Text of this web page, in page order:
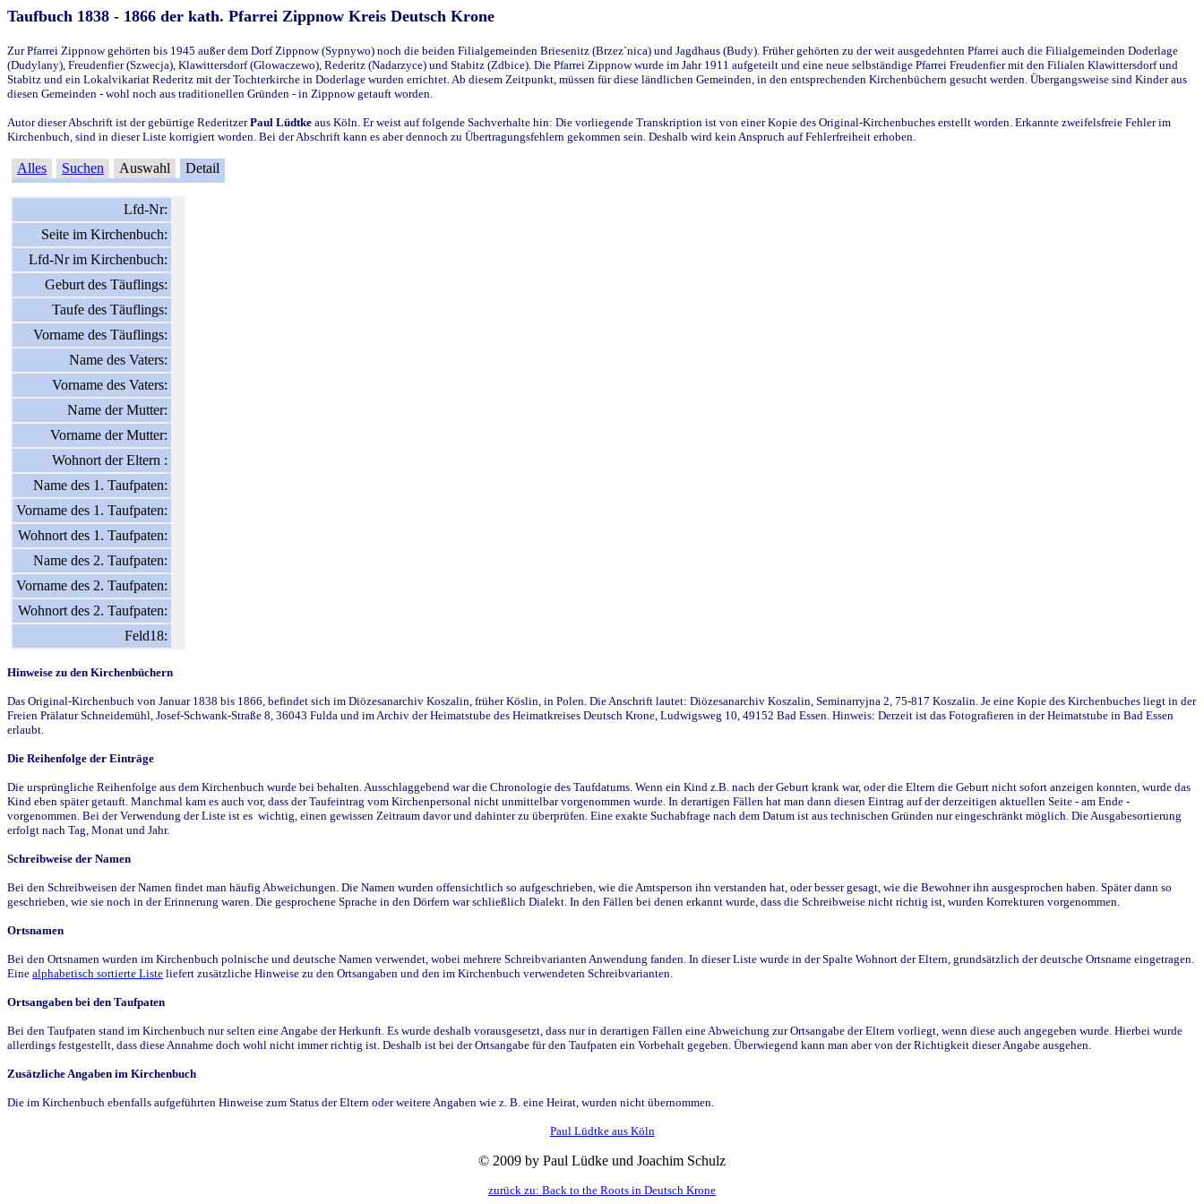
Taufbuch 1838 - 1866 der kath. Pfarrei Zippnow Kreis Deutsch Krone
Zur Pfarrei Zippnow gehörten bis 1945 außer dem Dorf Zippnow (Sypnywo) noch die beiden Filialgemeinden Briesenitz (Brzez`nica) und Jagdhaus (Budy). Früher gehörten zu der weit ausgedehnten Pfarrei auch die Filialgemeinden Doderlage
(Dudylany), Freudenfier (Szwecja), Klawittersdorf (Glowaczewo), Rederitz (Nadarzyce) und Stabitz (Zdbice). Die Pfarrei Zippnow wurde im Jahr 1911 aufgeteilt und eine neue selbständige Pfarrei Freudenfier mit den Filialen Klawittersdorf und
Stabitz und ein Lokalvikariat Rederitz mit der Tochterkirche in Doderlage wurden errichtet. Ab diesem Zeitpunkt, müssen für diese ländlichen Gemeinden, in den entsprechenden Kirchenbüchern gesucht werden. Übergangsweise sind Kinder aus
diesen Gemeinden - wohl noch aus traditionellen Gründen - in Zippnow getauft worden.
Autor dieser Abschrift ist der gebürtige RederitzerPaul Lüdtke aus Köln. Er weist auf folgende Sachverhalte hin: Die vorliegende Transkription ist von einer Kopie des Original-Kirchenbuches erstellt worden. Erkannte zweifelsfreie Fehler im
Kirchenbuch, sind in dieser Liste korrigiert worden. Bei der Abschrift kann es aber dennoch zu Übertragungsfehlern gekommen sein. Deshalb wird kein Anspruch auf Fehlerfreiheit erhoben.
Alles Suchen Auswahl Detail
Lfd-Nr:
Seite im Kirchenbuch:
Lfd-Nr im Kirchenbuch:
Geburt des Täuflings:
Taufe des Täuflings:
Vorname des Täuflings:
Name des Vaters:
Vorname des Vaters:
Name der Mutter:
Vorname der Mutter:
Wohnort der Eltern :
Name des 1. Taufpaten:
Vorname des 1. Taufpaten:
Wohnort des 1. Taufpaten:
Name des 2. Taufpaten:
Vorname des 2. Taufpaten:
Wohnort des 2. Taufpaten:
Feld18:
Hinweise zu den Kirchenbüchern
Das Original-Kirchenbuch von Januar 1838 bis 1866, befindet sich im Diözesanarchiv Koszalin, früher Köslin, in Polen. Die Anschrift lautet: Diözesanarchiv Koszalin, Seminarryjna 2, 75-817 Koszalin. Je eine Kopie des Kirchenbuches liegt in der
Freien Prälatur Schneidemühl, Josef-Schwank-Straße 8, 36043 Fulda und im Archiv der Heimatstube des Heimatkreises Deutsch Krone, Ludwigsweg 10, 49152 Bad Essen. Hinweis: Derzeit ist das Fotografieren in der Heimatstube in Bad Essen
erlaubt.
Die Reihenfolge der Einträge
Die ursprüngliche Reihenfolge aus dem Kirchenbuch wurde bei behalten. Ausschlaggebend war die Chronologie des Taufdatums. Wenn ein Kind z.B. nach der Geburt krank war, oder die Eltern die Geburt nicht sofort anzeigen konnten, wurde das
Kind eben später getauft. Manchmal kam es auch vor, dass der Taufeintrag vom Kirchenpersonal nicht unmittelbar vorgenommen wurde. In derartigen Fällen hat man dann diesen Eintrag auf der derzeitigen aktuellen Seite - am Ende -
vorgenommen. Bei der Verwendung der Liste ist es wichtig, einen gewissen Zeitraum davor und dahinter zu überprüfen. Eine exakte Suchabfrage nach dem Datum ist aus technischen Gründen nur eingeschränkt möglich. Die Ausgabesortierung
erfolgt nach Tag, Monat und Jahr.
Schreibweise der Namen
Bei den Schreibweisen der Namen findet man häufig Abweichungen. Die Namen wurden offensichtlich so aufgeschrieben, wie die Amtsperson ihn verstanden hat, oder besser gesagt, wie die Bewohner ihn ausgesprochen haben. Später dann so
geschrieben, wie sie noch in der Erinnerung waren. Die gesprochene Sprache in den Dörfern war schließlich Dialekt. In den Fällen bei denen erkannt wurde, dass die Schreibweise nicht richtig ist, wurden Korrekturen vorgenommen.
Ortsnamen
Bei den Ortsnamen wurden im Kirchenbuch polnische und deutsche Namen verwendet, wobei mehrere Schreibvarianten Anwendung fanden. In dieser Liste wurde in der Spalte Wohnort der Eltern, grundsätzlich der deutsche Ortsname eingetragen.
Eine alphabetisch sortierte Liste liefert zusätzliche Hinweise zu den Ortsangaben und den im Kirchenbuch verwendeten Schreibvarianten.
Ortsangaben bei den Taufpaten
Bei den Taufpaten stand im Kirchenbuch nur selten eine Angabe der Herkunft. Es wurde deshalb vorausgesetzt, dass nur in derartigen Fällen eine Abweichung zur Ortsangabe der Eltern vorliegt, wenn diese auch angegeben wurde. Hierbei wurde
allerdings festgestellt, dass diese Annahme doch wohl nicht immer richtig ist. Deshalb ist bei der Ortsangabe für den Taufpaten ein Vorbehalt gegeben. Überwiegend kann man aber von der Richtigkeit dieser Angabe ausgehen.
Zusätzliche Angaben im Kirchenbuch
Die im Kirchenbuch ebenfalls aufgeführten Hinweise zum Status der Eltern oder weitere Angaben wie z. B. eine Heirat, wurden nicht übernommen.
Paul Lüdtke aus Köln
© 2009 by Paul Lüdke und Joachim Schulz
zurück zu: Back to the Roots in Deutsch Krone